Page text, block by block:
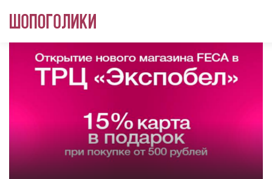
Перейти к основному содержанию